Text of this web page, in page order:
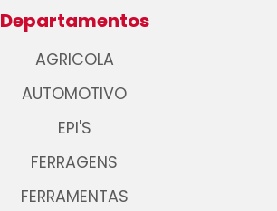
Departamentos
AGRICOLA
AUTOMOTIVO
EPI'S
FERRAGENS
FERRAMENTAS